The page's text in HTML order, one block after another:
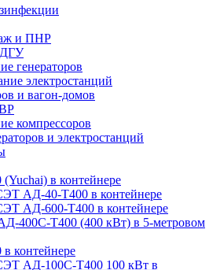
и ПНР
ДГУ
генераторов
электростанций
и вагон-домов
компрессоров
и электростанций
в контейнере
АД-40-Т400 в контейнере
АД-600-Т400 в контейнере
400С-Т400 (400 кВт) в 5-метровом
контейнере
АД-100С-Т400 100 кВт в